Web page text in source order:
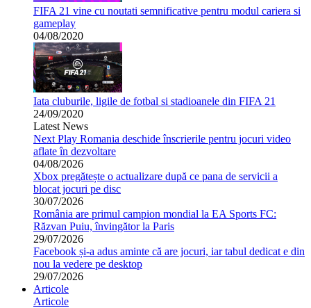
FIFA 21 vine cu noutati semnificative pentru modul cariera si
gameplay
04/08/2020
Iata cluburile, ligile de fotbal si stadioanele din FIFA 21
24/09/2020
Latest News
Next Play Romania deschide înscrierile pentru jocuri video
aflate în dezvoltare
04/08/2026
Xbox pregătește o actualizare după ce pana de servicii a
blocat jocuri pe disc
30/07/2026
România are primul campion mondial la EA Sports FC:
Răzvan Puiu, învingător la Paris
29/07/2026
Facebook și-a adus aminte că are jocuri, iar tabul dedicat e din
nou la vedere pe desktop
29/07/2026
Articole
Articole